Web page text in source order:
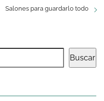
Salones para guardarlo todo
Buscar